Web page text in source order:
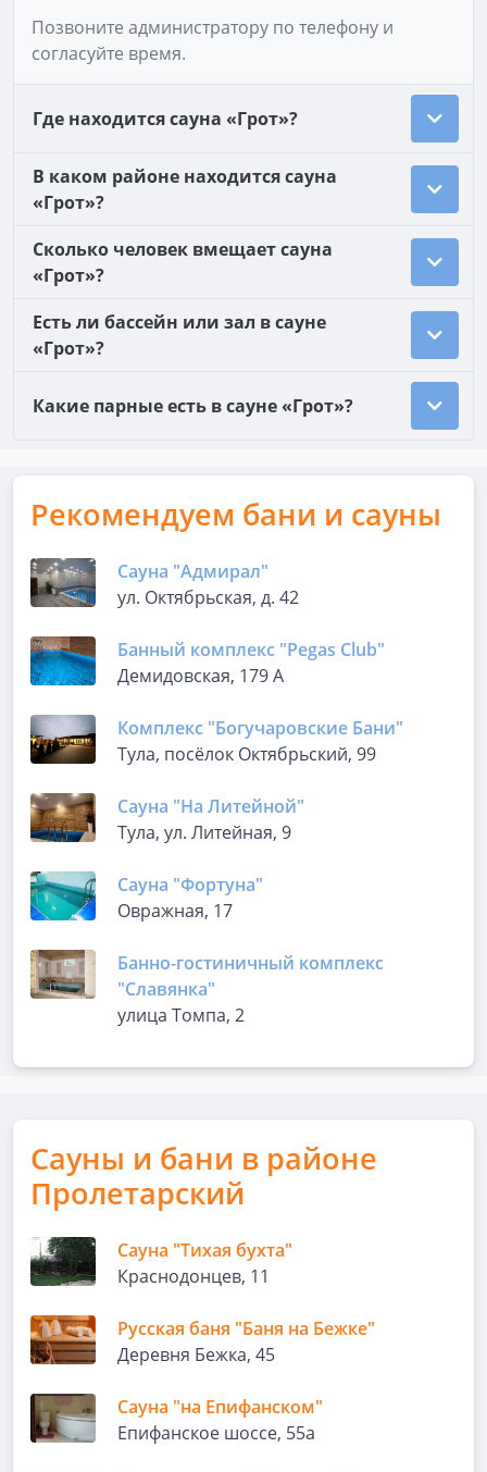
Позвоните администратору по телефону и
согласуйте время.
Где находится сауна «Грот»?
В каком районе находится сауна
«Грот»?
Сколько человек вмещает сауна
«Грот»?
Есть ли бассейн или зал в сауне
«Грот»?
Какие парные есть в сауне «Грот»?
Рекомендуем бани и сауны
Сауна "Адмирал"
ул. Октябрьская, д. 42
Банный комплекс "Pegas Club"
Демидовская, 179 А
Комплекс "Богучаровские Бани"
Тула, посёлок Октябрьский, 99
Сауна "На Литейной"
Тула, ул. Литейная, 9
Сауна "Фортуна"
Овражная, 17
Банно-гостиничный комплекс
"Славянка"
улица Томпа, 2
Сауны и бани в районе
Пролетарский
Сауна "Тихая бухта"
Краснодонцев, 11
Русская баня "Баня на Бежке"
Деревня Бежка, 45
Сауна "на Епифанском"
Епифанское шоссе, 55а